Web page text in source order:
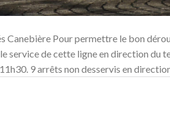
Canebière Pour permettre le bon
service de cette ligne en direction du
9 arrêts non desservis en